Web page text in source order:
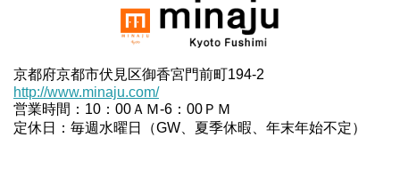
京都府京都市伏見区御香宮門前町194-2
http://www.minaju.com/
営業時間：10：00ＡＭ-6：00ＰＭ
定休日：毎週水曜日（GW、夏季休暇、年末年始不定）